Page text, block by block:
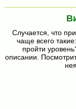
Случается, что
чаще всего
пройти
описании.